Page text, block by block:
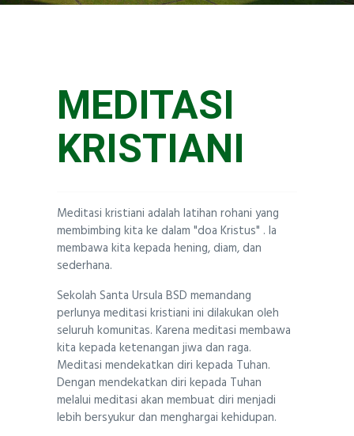
MEDITASI
KRISTIANI
Meditasi kristiani adalah latihan rohani yang
membimbing kita ke dalam "doa Kristus" . Ia
membawa kita kepada hening, diam, dan
sederhana.
Sekolah Santa Ursula BSD memandang
perlunya meditasi kristiani ini dilakukan oleh
seluruh komunitas. Karena meditasi membawa
kita kepada ketenangan jiwa dan raga.
Meditasi mendekatkan diri kepada Tuhan.
Dengan mendekatkan diri kepada Tuhan
melalui meditasi akan membuat diri menjadi
lebih bersyukur dan menghargai kehidupan.